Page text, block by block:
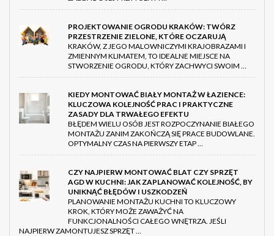
PROJEKTOWANIE OGRODU KRAKÓW: TWÓRZ
PRZESTRZENIE ZIELONE, KTÓRE OCZARUJĄ
KRAKÓW, Z JEGO MALOWNICZYMI KRAJOBRAZAMI I
ZMIENNYM KLIMATEM, TO IDEALNE MIEJSCE NA
STWORZENIE OGRODU, KTÓRY ZACHWYCI SWOIM …
KIEDY MONTOWAĆ BIAŁY MONTAŻ W ŁAZIENCE:
KLUCZOWA KOLEJNOŚĆ PRAC I PRAKTYCZNE
ZASADY DLA TRWAŁEGO EFEKTU
BŁĘDEM WIELU OSÓB JEST ROZPOCZYNANIE BIAŁEGO
MONTAŻU ZANIM ZAKOŃCZĄ SIĘ PRACE BUDOWLANE.
OPTYMALNY CZAS NA PIERWSZY ETAP …
CZY NAJPIERW MONTOWAĆ BLAT CZY SPRZĘT
AGD W KUCHNI: JAK ZAPLANOWAĆ KOLEJNOŚĆ, BY
UNIKNĄĆ BŁĘDÓW I USZKODZEŃ
PLANOWANIE MONTAŻU KUCHNI TO KLUCZOWY
KROK, KTÓRY MOŻE ZAWAŻYĆ NA
FUNKCJONALNOŚCI CAŁEGO WNĘTRZA. JEŚLI
NAJPIERW ZAMONTUJESZ SPRZĘT …